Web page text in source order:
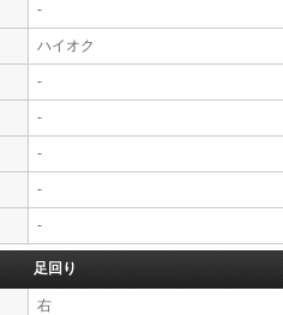
-
ハイオク
-
-
-
-
-
足回り
右